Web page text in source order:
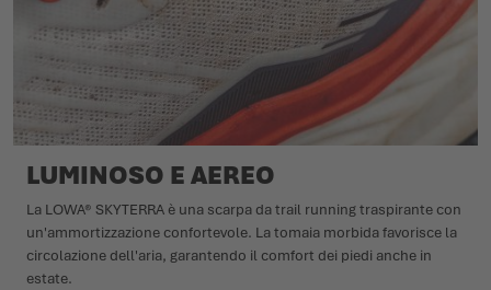
LUMINOSO E AEREO
La LOWA® SKYTERRA è una scarpa da trail running traspirante con
un'ammortizzazione confortevole. La tomaia morbida favorisce la
circolazione dell'aria, garantendo il comfort dei piedi anche in
estate.